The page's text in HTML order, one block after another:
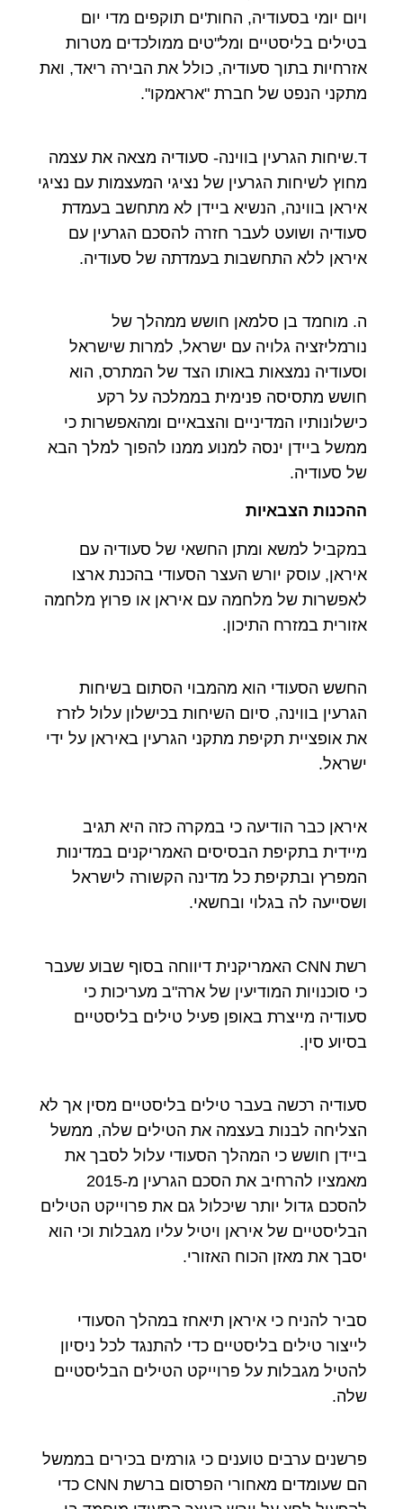
ויום יומי בסעודיה, החות'ים תוקפים מדי יום
בטילים בליסטיים ומל"טים ממולכדים מטרות
אזרחיות בתוך סעודיה, כולל את הבירה ריאד, ואת
מתקני הנפט של חברת "אראמקו".
ד.שיחות הגרעין בווינה- סעודיה מצאה את עצמה
מחוץ לשיחות הגרעין של נציגי המעצמות עם נציגי
איראן בווינה, הנשיא ביידן לא מתחשב בעמדת
סעודיה ושועט לעבר חזרה להסכם הגרעין עם
איראן ללא התחשבות בעמדתה של סעודיה.
ה. מוחמד בן סלמאן חושש ממהלך של
נורמליזציה גלויה עם ישראל, למרות שישראל
וסעודיה נמצאות באותו הצד של המתרס, הוא
חושש מתסיסה פנימית בממלכה על רקע
כישלונותיו המדיניים והצבאיים ומהאפשרות כי
ממשל ביידן ינסה למנוע ממנו להפוך למלך הבא
של סעודיה.
ההכנות הצבאיות
במקביל למשא ומתן החשאי של סעודיה עם
איראן, עוסק יורש העצר הסעודי בהכנת ארצו
לאפשרות של מלחמה עם איראן או פרוץ מלחמה
אזורית במזרח התיכון.
החשש הסעודי הוא מהמבוי הסתום בשיחות
הגרעין בווינה, סיום השיחות בכישלון עלול לזרז
את אופציית תקיפת מתקני הגרעין באיראן על ידי
ישראל.
איראן כבר הודיעה כי במקרה כזה היא תגיב
מיידית בתקיפת הבסיסים האמריקנים במדינות
המפרץ ובתקיפת כל מדינה הקשורה לישראל
ושסייעה לה בגלוי ובחשאי.
רשת CNN האמריקנית דיווחה בסוף שבוע שעבר
כי סוכנויות המודיעין של ארה"ב מעריכות כי
סעודיה מייצרת באופן פעיל טילים בליסטיים
בסיוע סין.
סעודיה רכשה בעבר טילים בליסטיים מסין אך לא
הצליחה לבנות בעצמה את הטילים שלה, ממשל
ביידן חושש כי המהלך הסעודי עלול לסבך את
מאמציו להרחיב את הסכם הגרעין מ-2015
להסכם גדול יותר שיכלול גם את פרוייקט הטילים
הבליסטיים של איראן ויטיל עליו מגבלות וכי הוא
יסבך את מאזן הכוח האזורי.
סביר להניח כי איראן תיאחז במהלך הסעודי
לייצור טילים בליסטיים כדי להתנגד לכל ניסיון
להטיל מגבלות על פרוייקט הטילים הבליסטיים
שלה.
פרשנים ערבים טוענים כי גורמים בכירים בממשל
הם שעומדים מאחורי הפרסום ברשת CNN כדי